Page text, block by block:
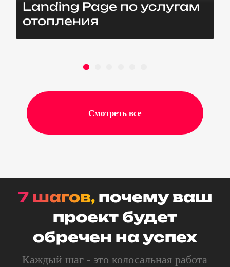
Landing Page по услугам
отопления
Смотреть все
7 шагов,почему ваш
проект будет
обречен на успех
Каждый шаг - это колосальная работа